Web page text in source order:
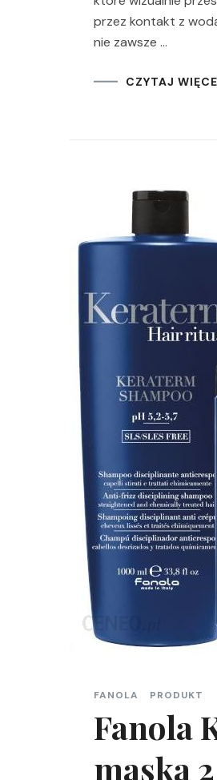
przez kontakt z
nie zawsze …
CZYTAJ
FANOLA PRODUKT
Fanola
maska